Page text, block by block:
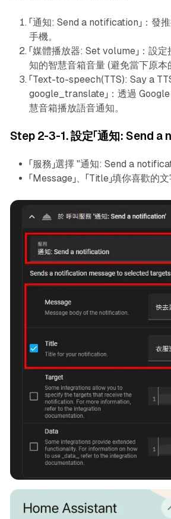
「通知: Send a notification」：發
手機。
「媒體播放器: Set volume」：設
知的智慧音箱音量 (避免當下原本
「Text-to-speech(TTS): Say a
google_translate」：透過
慧音箱播放語音通知。
Step 2-3-1. 設定「通知: Send a
「服務」選擇 "通知: Send a
「Message」、「Title」填你喜歡的